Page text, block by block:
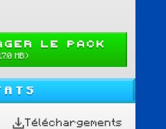
LE PACK
MB)
Téléchargements